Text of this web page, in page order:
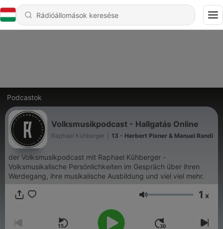
Podcastok
Volksmusikpodcast - Hallgatás Online
Raphael Kühberger 13 - Herbert Pixner & Manuel Randi
der Volksmusikpodcast mit Raphael Kühberger -
Volksmusikalische Persönlichkeiten im Gespräch über ihren
Werdegang, ihre musikalische Ausbildung und viel viel mehr.
Hangerő 1 x